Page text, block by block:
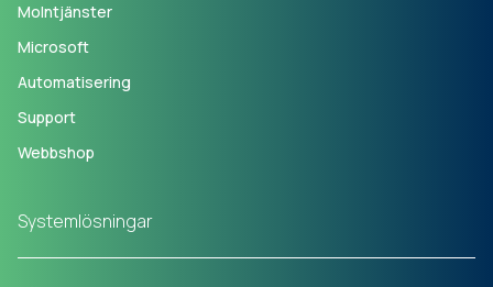
Molntjänster
Microsoft
Automatisering
Support
Webbshop
Systemlösningar